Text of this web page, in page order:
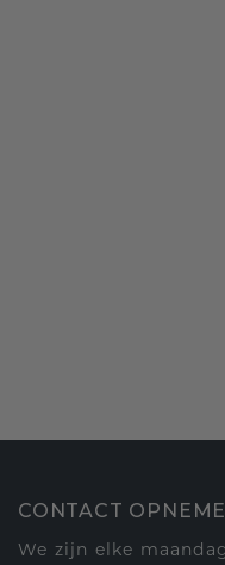
CONTACT
We zijn elke